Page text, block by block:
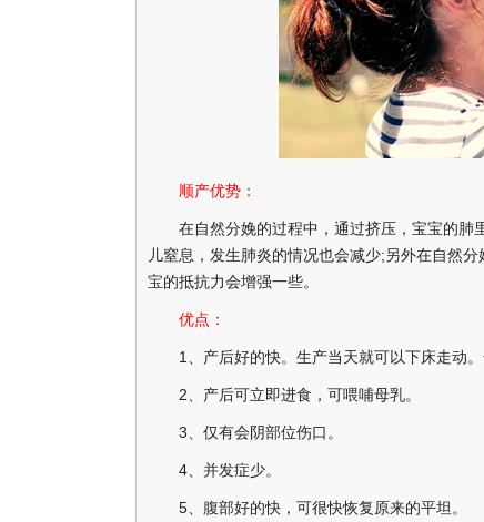
顺产优势：
在自然分娩的过程中，通过挤压，宝宝的肺
儿窒息，发生肺炎的情况也会减少;另外在自然
宝的抵抗力会增强一些。
优点：
1、产后好的快。生产当天就可以下床走动。
2、产后可立即进食，可喂哺母乳。
3、仅有会阴部位伤口。
4、并发症少。
5、腹部好的快，可很快恢复原来的平坦。